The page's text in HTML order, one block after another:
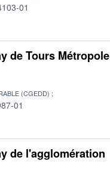
01
de Tours Métropole
(CGEDD)
01
de l'agglomération